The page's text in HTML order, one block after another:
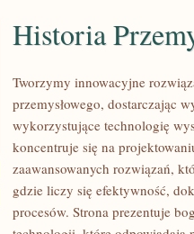
HISTORIA
PRZEMYSŁU
Historia
Tworzymy innowacyjne
przemysłowego, dostarczając
wykorzystujące technologię
koncentruje się na
zaawansowanych rozwiązań,
gdzie liczy się efektywność,
procesów. Strona prezentuje